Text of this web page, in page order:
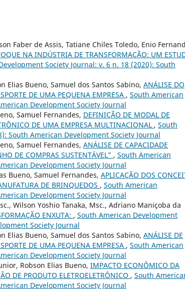
Faber de Assis, Tatiane Chiles Toledo, Enio
NA INDÚSTRIA DE TRANSFORMAÇÃO: UM
Society Journal: v. 6 n. 18 (2020): South
Elias Bueno, Samuel dos Santos Sabino, ANÁLISE DO
DE UMA PEQUENA EMPRESA , South American
Development Society Journal
Samuel Fernandes, DEFINIÇÃO DE MODAL DE
DE UMA EMPRESA MULTINACIONAL , South
South American Development Society Journal
Samuel Fernandes, ANÁLISE DE CAPACIDADE
DE COMPRAS SUSTENTÁVEL” , South American
Development Society Journal
Bueno, Samuel Fernandes, APLICAÇÃO DOS
DE BRINQUEDOS , South American
Development Society Journal
Wilson Yoshio Tanaka, Msc., Adriano Maniçoba da
ENXUTA: , South American Development
Society Journal
Elias Bueno, Samuel dos Santos Sabino, ANÁLISE DE
DE UMA PEQUENA EMPRESA , South American
Development Society Journal
Robson Elias Bueno, IMPACTO ECONÔMICO DA
DE PRODUTO ELETROELETRÔNICO , South
Development Society Journal